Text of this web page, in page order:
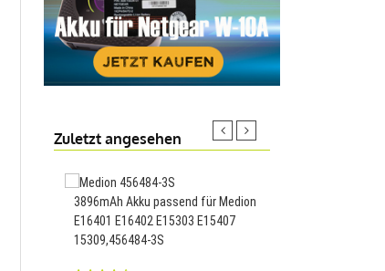
Zuletzt angesehen
3896mAh Akku passend für Medion
E16401 E16402 E15303 E15407
15309,456484-3S